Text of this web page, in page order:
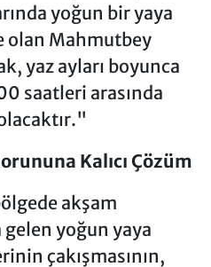
yoğun bir yaya
olan Mahmutbey
yaz ayları boyunca
saatleri arasında
Kalıcı Çözüm
akşam
yoğun yaya
çakışmasının,